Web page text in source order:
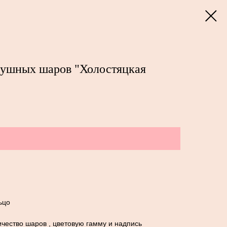
шаров "Холостяцкая
шаров , цветовую гамму и надпись